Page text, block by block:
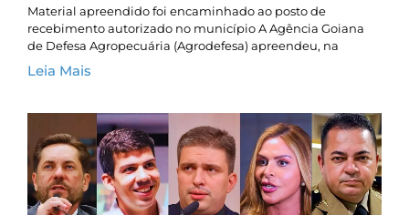
Material apreendido foi encaminhado ao posto de
recebimento autorizado no município A Agência Goiana
de Defesa Agropecuária (Agrodefesa) apreendeu, na
Leia Mais